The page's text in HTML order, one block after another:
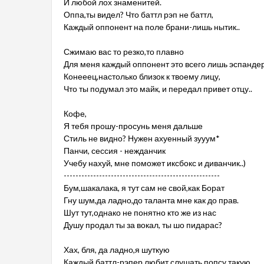
И любой лох знаменитей.
Оппа,ты видел? Что баттл рэп не баттл,
Каждый оппонент на поле брани-лишь нытик..
Сжимаю вас то резко,то плавно
Для меня каждый оппонент это всего лишь
Конееец,настолько близок к твоему лицу,
Что ты подумал это майк, и передал привет отцу..
Кофе,
Я тебя прошу-просунь меня дальше
Стиль не видно? Нужен ахуенный зууум*
Панчи, сессия - нежданчик
Учебу нахуй, мне поможет иксбокс и диванчик..)
-----------------------------------------------------
Бум,шакалака, я тут сам не свой,как Борат
Гну шум,да ладно,до таланта мне как до прав.
Шут тут,однако не понятно кто же из нас
Душу продал ты за вокал, ты шо пидарас?
Хах, бля, да ладно,я шуткую
Каждый баттл-рэпер любит слушать попсу такую